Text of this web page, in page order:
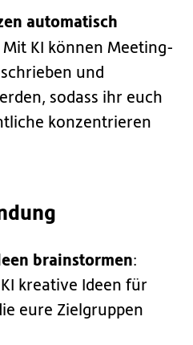
automatisch
Mit KI können Meeting-
und
sodass ihr euch
konzentrieren
brainstormen:
kreative Ideen für
eure Zielgruppen